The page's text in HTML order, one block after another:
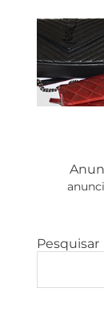
Pesquisar